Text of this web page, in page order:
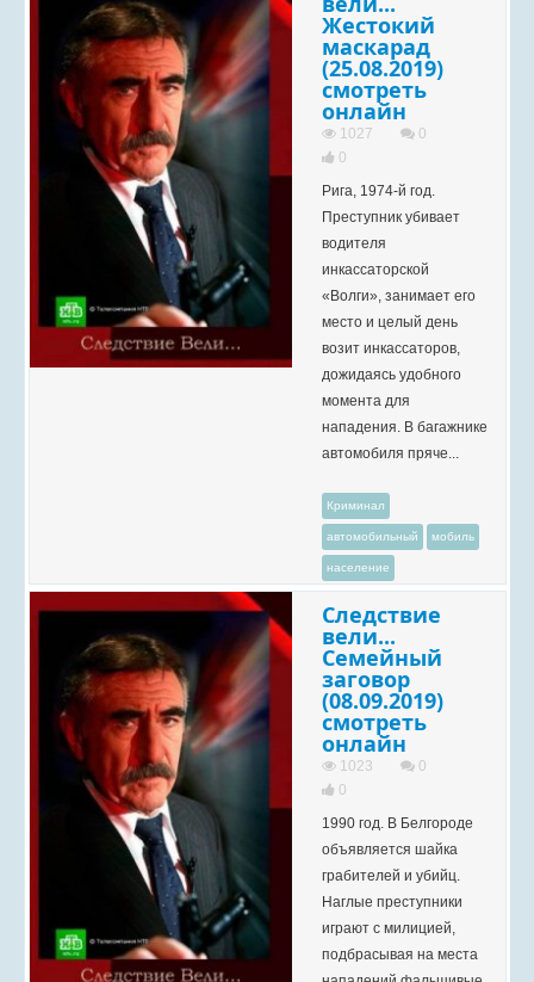
Жестокий
маскарад
(25.08.2019)
смотреть
онлайн
1027
0
0
Рига, 1974-й год.
Преступник убивает
водителя
инкассаторской
«Волги», занимает его
место и целый день
возит инкассаторов,
дожидаясь удобного
момента для
нападения. В багажнике
автомобиля пряче...
Криминал
автомобильный мобиль
население
Следствие
вели...
Семейный
заговор
(08.09.2019)
смотреть
онлайн
1023
0
0
1990 год. В Белгороде
объявляется шайка
грабителей и убийц.
Наглые преступники
играют с милицией,
подбрасывая на места